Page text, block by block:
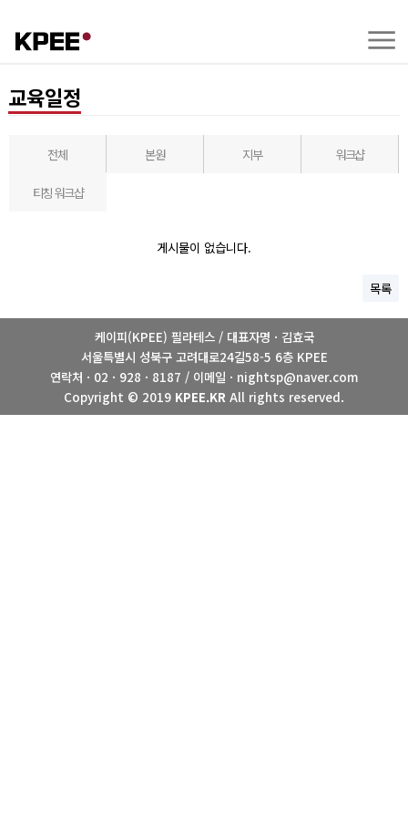
교육일정
전체 본원 지부 워크샵
티칭 워크샵
게시물이 없습니다.
목록
케이피(KPEE) 필라테스 / 대표자명 · 김효국
서울특별시 성북구 고려대로24길58-5 6층 KPEE
연락처 · 02 · 928 · 8187 / 이메일 · nightsp@naver.com
Copyright © 2019 KPEE.KR All rights reserved.